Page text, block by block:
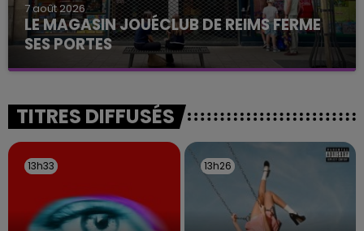
7 août 2026
LE MAGASIN JOUÉCLUB DE REIMS FERME
SES PORTES
C'était l'une des institutions du centre-ville
fermer ses portes.
TITRES DIFFUSÉS
13h33
13h33 13h26
13h26